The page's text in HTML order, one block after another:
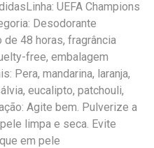
UEFA Champions
Desodorante
48 horas, fragrância
free, embalagem
Pera, mandarina, laranja,
eucalipto, patchouli,
Agite bem. Pulverize a
limpa e seca. Evite
em pele